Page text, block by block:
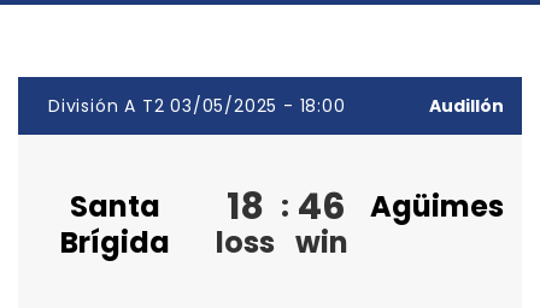
División A T2 03/05/2025 - 18:00 Audillón
Santa
Brígida
18
loss
: 46
win
Agüimes